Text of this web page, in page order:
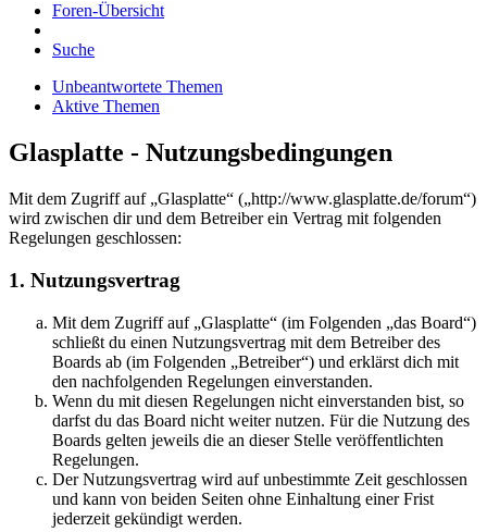
Foren-Übersicht
Suche
Unbeantwortete Themen
Aktive Themen
Glasplatte - Nutzungsbedingungen
Mit dem Zugriff auf „Glasplatte“ („http://www.glasplatte.de/forum“)
wird zwischen dir und dem Betreiber ein Vertrag mit folgenden
Regelungen geschlossen:
1. Nutzungsvertrag
Mit dem Zugriff auf „Glasplatte“ (im Folgenden „das Board“)
schließt du einen Nutzungsvertrag mit dem Betreiber des
Boards ab (im Folgenden „Betreiber“) und erklärst dich mit
den nachfolgenden Regelungen einverstanden.
Wenn du mit diesen Regelungen nicht einverstanden bist, so
darfst du das Board nicht weiter nutzen. Für die Nutzung des
Boards gelten jeweils die an dieser Stelle veröffentlichten
Regelungen.
Der Nutzungsvertrag wird auf unbestimmte Zeit geschlossen
und kann von beiden Seiten ohne Einhaltung einer Frist
jederzeit gekündigt werden.